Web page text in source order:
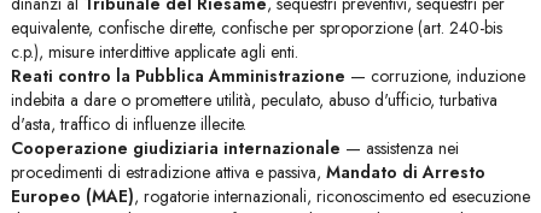
equivalente, confische dirette, confische per sproporzione (art. 240-bis
c.p.), misure interdittive applicate agli enti.
Reati contro la Pubblica Amministrazione — corruzione, induzione
indebita a dare o promettere utilità, peculato, abuso d'ufficio, turbativa
d'asta, traffico di influenze illecite.
Cooperazione giudiziaria internazionale — assistenza nei
procedimenti di estradizione attiva e passiva, Mandato di Arresto
Europeo (MAE), rogatorie internazionali, riconoscimento ed esecuzione